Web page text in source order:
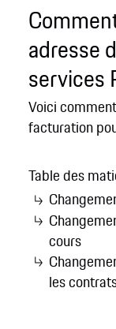
adresse
services
Voici
facturation
Table des
cours
les